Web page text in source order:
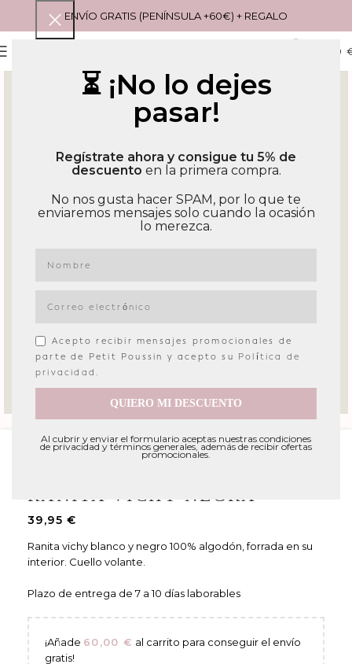
⏳ ¡No lo dejes
pasar!
Regístrate ahora y consigue tu 5% de
descuento en la primera compra.
No nos gusta hacer SPAM, por lo que te
enviaremos mensajes solo cuando la ocasión
lo merezca.
Acepto recibir mensajes promocionales de
parte de Petit Poussin y acepto su Política de
privacidad .
QUIERO MI DESCUENTO
Al cubrir y enviar el formulario aceptas nuestras condiciones
de privacidad y términos generales, además de recibir ofertas
promocionales.
ENVÍO GRATIS (PENÍNSULA +60€) + REGALO
0,00
BEBE» RANITAS»
RANITA VICHY NEGRA
39,95€
Ranita vichy blanco y negro 100% algodón, forrada en su
interior. Cuello volante.
Plazo de entrega de 7 a 10 días laborables
¡Añade 60,00 € al carrito para conseguir el envío
gratis!